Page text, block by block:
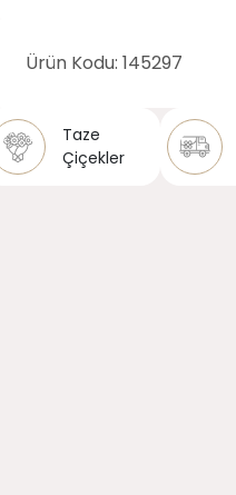
Ürün Kodu: 145297
Taze
Çiçekler